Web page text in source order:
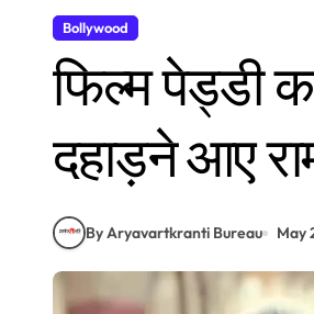
Bollywood
फिल्म पेड्डी
दहाड़ने आए
By Aryavartkranti Bureau May